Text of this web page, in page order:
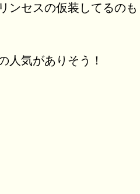
ンセスの仮装してるのも
人気がありそう！